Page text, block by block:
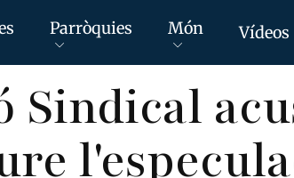
Parròquies Món Vídeos
Sindical